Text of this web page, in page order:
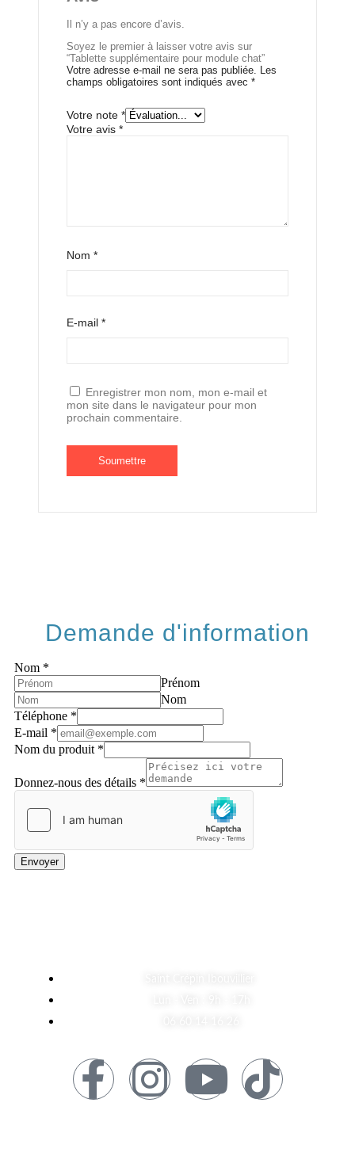
Il n’y a pas encore d’avis.
Soyez le premier à laisser votre avis sur
“Tablette supplémentaire pour module chat”
Votre adresse e-mail ne sera pas publiée.
Les
champs obligatoires sont indiqués avec *
Votre note *
Votre avis *
Nom *
E-mail *
Enregistrer mon nom, mon e-mail et
mon site dans le navigateur pour mon
prochain commentaire.
Demande d'information
Nom *
Prénom
Nom
Téléphone *
E-mail *
Nom du produit *
Donnez-nous des détails *
Envoyer